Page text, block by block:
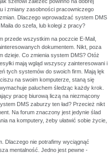
i zmiany zasobności pracowniczego
Dlaczego wprowadzać system DMS
do szefa, lub kolegi z pracy?
przede wszystkim na poczcie E-Mail,
dokumentem. Nikt, poza
dzieje. Co zmienia system DMS? Otóż
mają wgląd wszyscy zainteresowani i
tych systemów do swoich firm. Mają lęk
na swoim komputerze, staną się
paluchem śledząc każdy krok.
pracę biurową liczą na niezmącony
DMS zaburzy ten ład? Przecież nikt
Na forum znaczony jest jedynie ślad
na komputery, żeby ułatwić sobie życie,
Dlaczego nie potrafimy wyciągnąć
mentalność. Jedno jest pewne -